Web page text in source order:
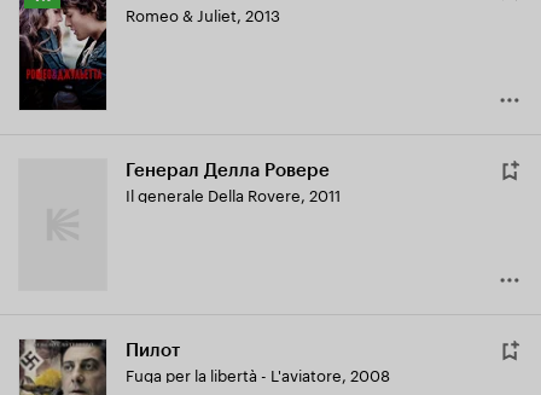
Кинопоиска
7.1
Romeo & Juliet, 2013
Генерал Делла Ровере
Il generale Della Rovere, 2011
Пилот
Fuga per la libertà - L'aviatore, 2008